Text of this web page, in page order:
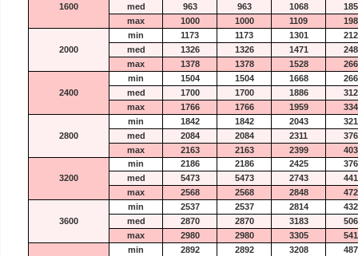
1600 med 963 963 1068
max
1000 1000 1109
2000
min 1173 1173 1301
med
1326 1326 1471
max
1378 1378 1528
2400
min 1504 1504 1668
med
1700 1700 1886
max
1766 1766 1959
2800
min 1842 1842 2043
med
2084 2084 2311
max
2163 2163 2399
3200
min 2186 2186 2425
med
5473 5473 2743
max
2568 2568 2848
3600
min 2537 2537 2814
med
2870 2870 3183
max
2980 2980 3305
min 2892 2892 3208